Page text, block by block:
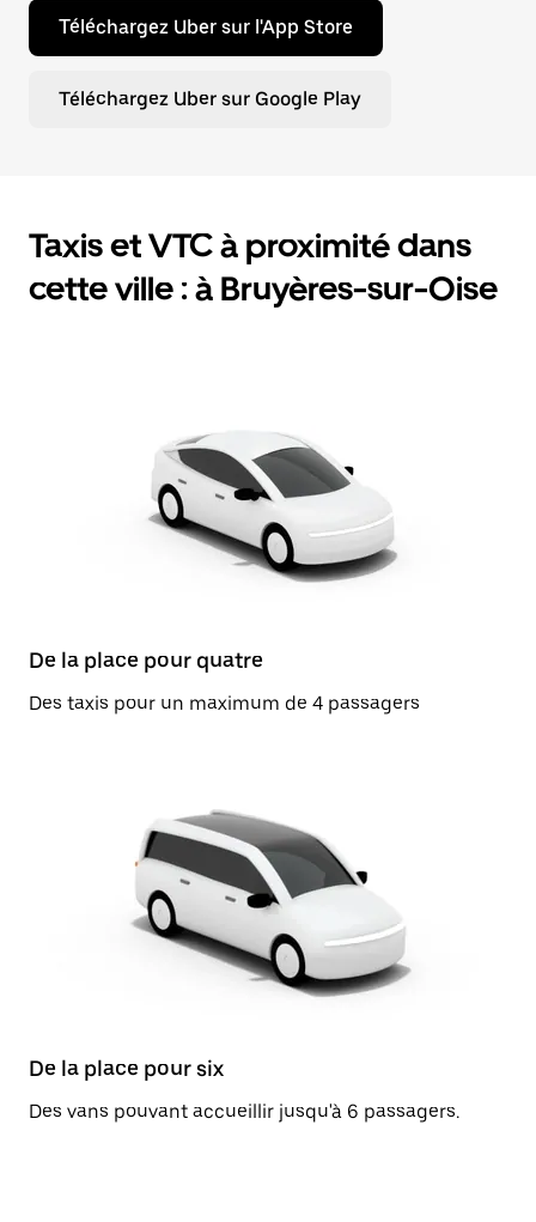
Téléchargez Uber sur l'App Store
Téléchargez Uber sur Google Play
Taxis et VTC à proximité dans
cette ville : à Bruyères-sur-Oise
De la place pour quatre
Des taxis pour un maximum de 4 passagers
De la place pour six
Des vans pouvant accueillir jusqu'à 6 passagers.